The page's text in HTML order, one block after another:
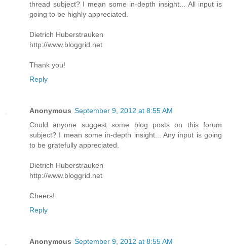
thread subject? I mean some in-depth insight... All input is
going to be highly appreciated.
Dietrich Huberstrauken
http://www.bloggrid.net
Thank you!
Reply
Anonymous September 9, 2012 at 8:55 AM
Could anyone suggest some blog posts on this forum
subject? I mean some in-depth insight... Any input is going
to be gratefully appreciated.
Dietrich Huberstrauken
http://www.bloggrid.net
Cheers!
Reply
Anonymous September 9, 2012 at 8:55 AM